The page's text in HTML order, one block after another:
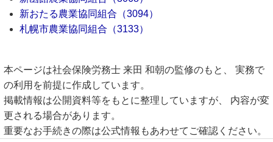
新おたる農業協同組合（3094）
札幌市農業協同組合（3133）
本ページは社会保険労務士 来田 和朝の監修のもと、 実務で
の利用を前提に作成しています。
掲載情報は公開資料等をもとに整理していますが、 内容が変
更される場合があります。
重要なお手続きの際は公式情報もあわせてご確認ください。